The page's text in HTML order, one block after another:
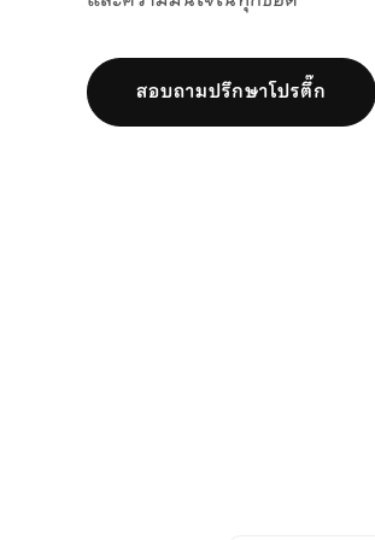
สอบถามปรึกษาโปรตึ๊ก